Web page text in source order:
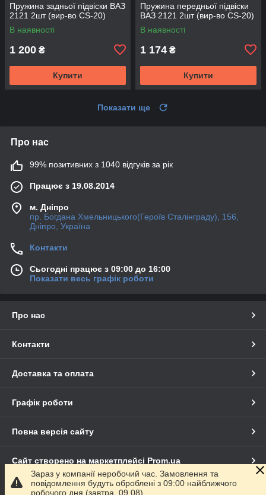
Пружина задньої підвіски ВАЗ
2121 2шт (вир-во CS-20)
В наявності
1 200 ₴
Купити
Пружина передньої підвіски
ВАЗ 2121 2шт (вир-во CS-20)
В наявності
1 174 ₴
Купити
Показати ще
Про нас
99% позитивних з 1040 відгуків за рік
Працює з 19.08.2014
м. Дніпро
пр. Богдана Хмельницького(Героїв Сталінграду), 156,
Дніпро, Україна
Контакти
Сьогодні працює з 09:00 до 16:00
Показати весь графік роботи
Про нас
Контакти
Доставка та оплата
Графік роботи
Повна версія сайту
Сайт створено на маркетплейсі Prom.ua
Політика конфіденційності
Зараз у компанії неробочий час. Замовлення та
повідомлення будуть оброблені з 09:00 найближчого
робочого дня (завтра, 09.08).